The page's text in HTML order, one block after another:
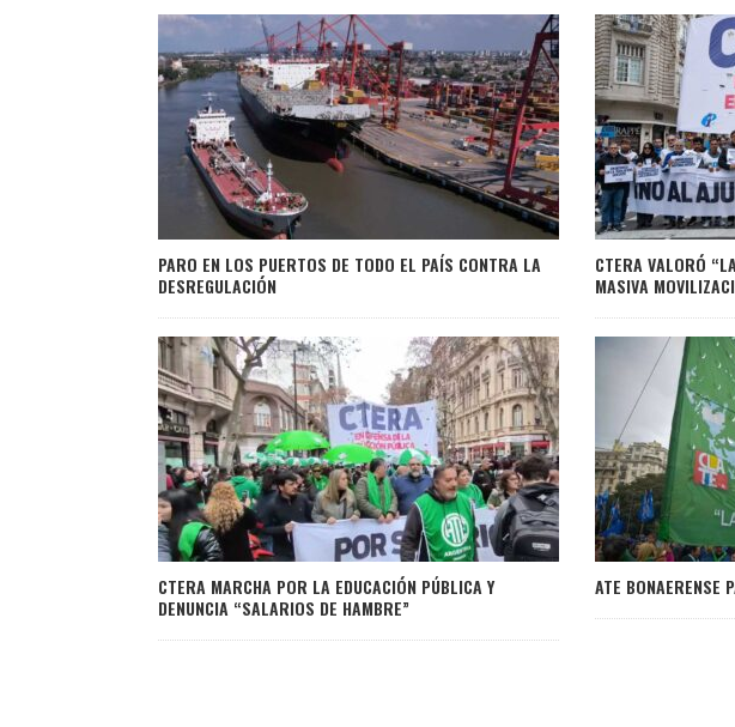
PARO EN LOS PUERTOS DE TODO EL PAÍS CONTRA LA
DESREGULACIÓN
CTERA VALORÓ
MASIVA
CTERA MARCHA POR LA EDUCACIÓN PÚBLICA Y
DENUNCIA “SALARIOS DE HAMBRE”
ATE BONAERENSE